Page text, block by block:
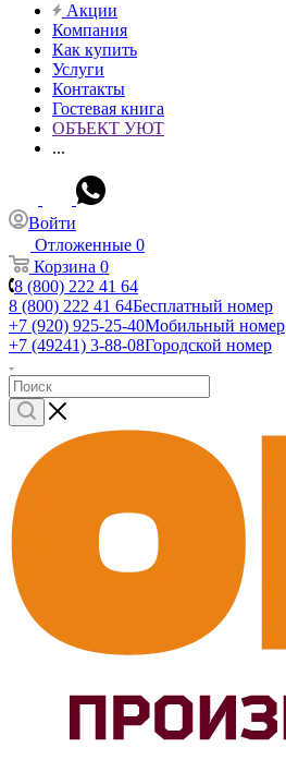
Акции
Компания
Как купить
Услуги
Контакты
Гостевая книга
ОБЪЕКТ УЮТ
...
Войти
Отложенные 0
Корзина 0
8 (800) 222 41 64
8 (800) 222 41 64Бесплатный номер
+7 (920) 925-25-40Мобильный номер
+7 (49241) 3-88-08Городской номер